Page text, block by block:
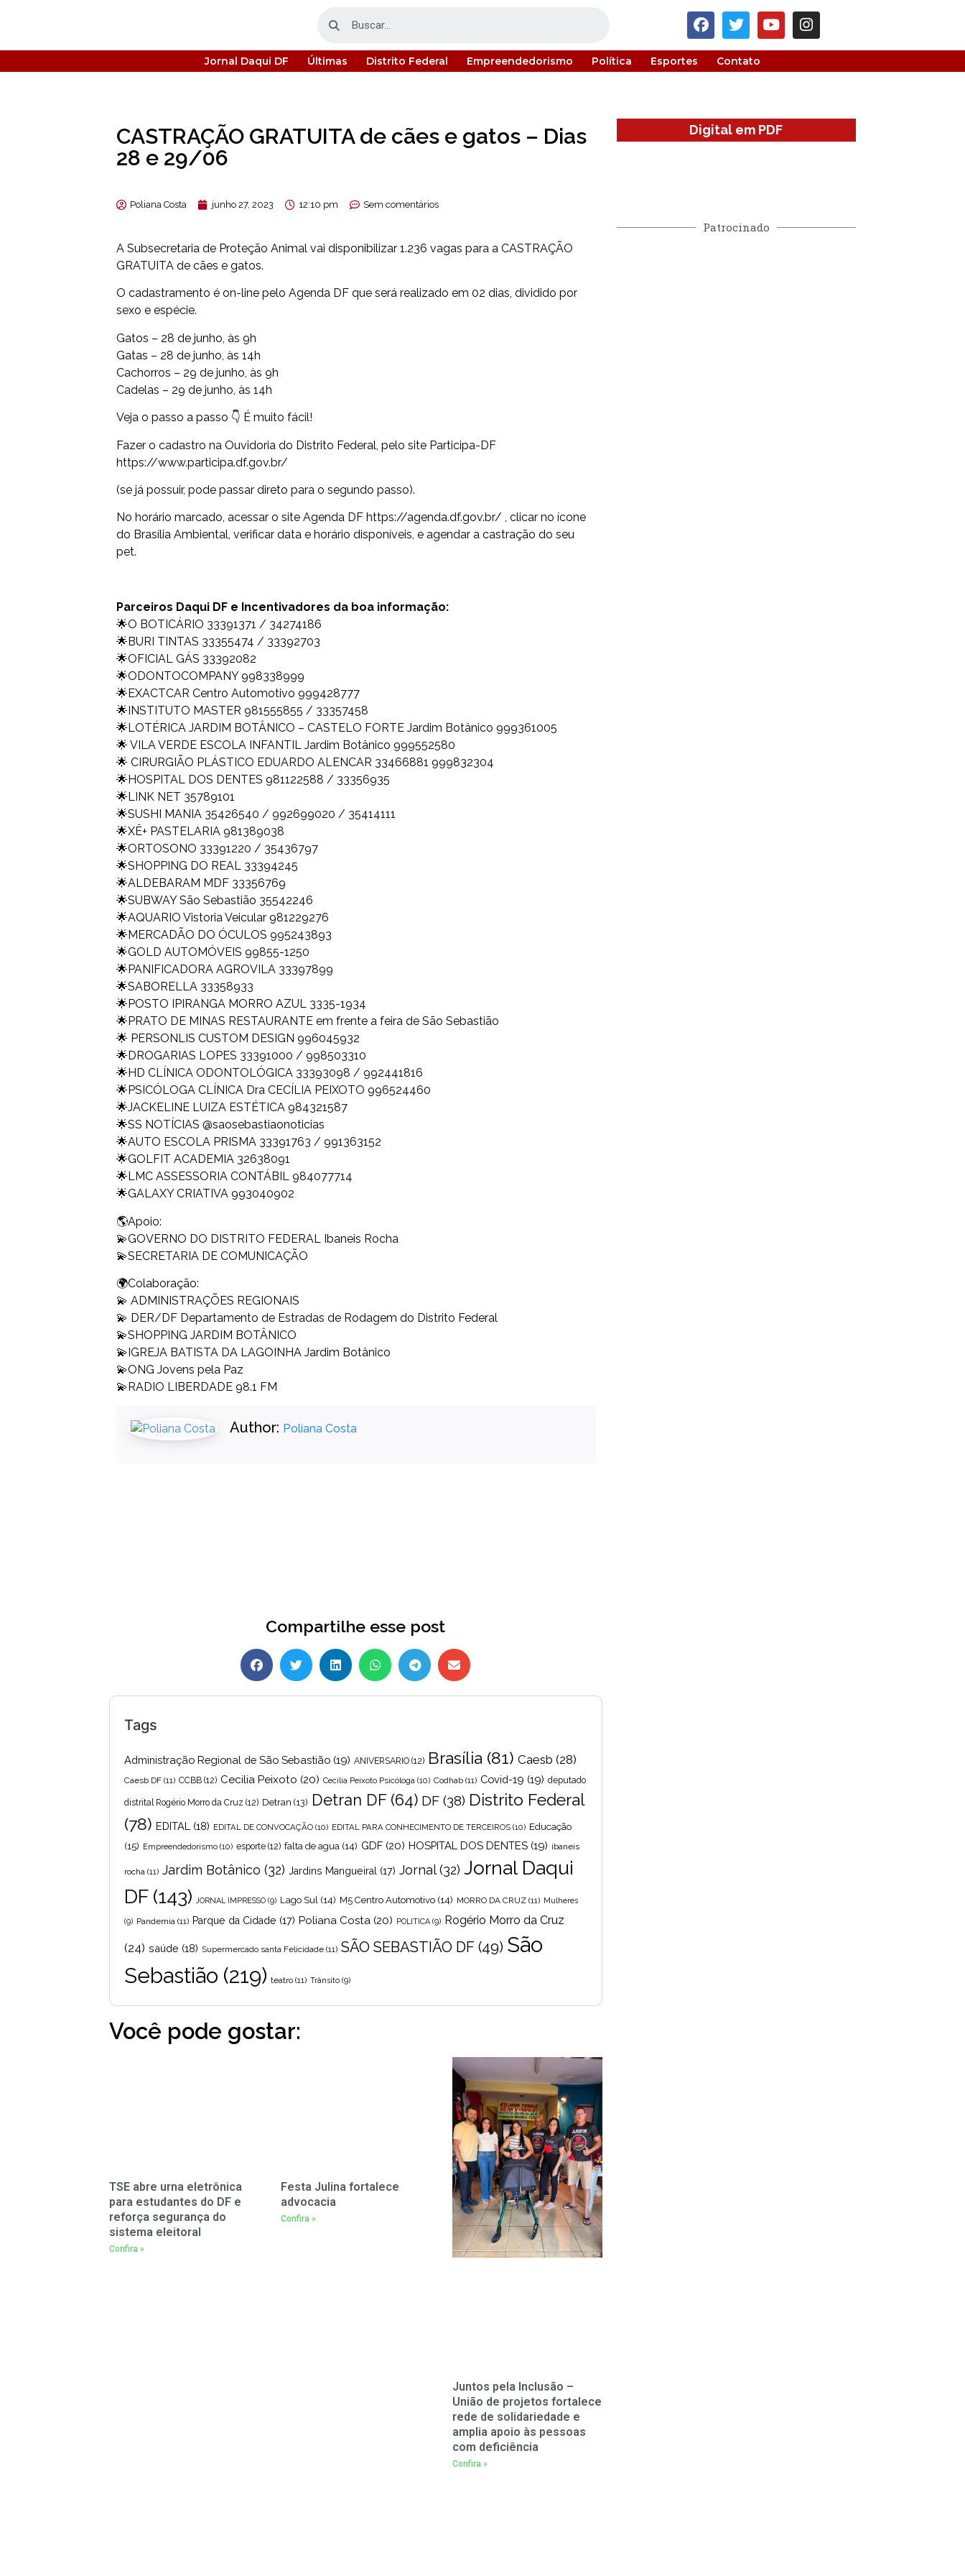
Jornal Daqui DF Últimas Distrito Federal Empreendedorismo Política Esportes Contato
CASTRAÇÃO GRATUITA de cães e gatos – Dias
28 e 29/06
Poliana Costa junho 27, 2023 12:10 pm Sem comentários
A Subsecretaria de Proteção Animal vai disponibilizar 1.236 vagas para a CASTRAÇÃO
GRATUITA de cães e gatos.
O cadastramento é on-line pelo Agenda DF que será realizado em 02 dias, dividido por
sexo e espécie.
Gatos – 28 de junho, às 9h
Gatas – 28 de junho, às 14h
Cachorros – 29 de junho, às 9h
Cadelas – 29 de junho, às 14h
Veja o passo a passo 👇 É muito fácil!
Fazer o cadastro na Ouvidoria do Distrito Federal, pelo site Participa-DF
https://www.participa.df.gov.br/
(se já possuir, pode passar direto para o segundo passo).
No horário marcado, acessar o site Agenda DF https://agenda.df.gov.br/ , clicar no ícone
do Brasília Ambiental, verificar data e horário disponíveis, e agendar a castração do seu
pet.
Parceiros Daqui DF e Incentivadores da boa informação:
🌟O BOTICÁRIO 33391371 / 34274186
🌟BURI TINTAS 33355474 / 33392703
🌟OFICIAL GÁS 33392082
🌟ODONTOCOMPANY 998338999
🌟EXACTCAR Centro Automotivo 999428777
🌟INSTITUTO MASTER 981555855 / 33357458
🌟LOTÉRICA JARDIM BOTÂNICO – CASTELO FORTE Jardim Botânico 999361005
🌟 VILA VERDE ESCOLA INFANTIL Jardim Botânico 999552580
🌟 CIRURGIÃO PLÁSTICO EDUARDO ALENCAR 33466881 999832304
🌟HOSPITAL DOS DENTES 981122588 / 33356935
🌟LINK NET 35789101
🌟SUSHI MANIA 35426540 / 992699020 / 35414111
🌟XÊ+ PASTELARIA 981389038
🌟ORTOSONO 33391220 / 35436797
🌟SHOPPING DO REAL 33394245
🌟ALDEBARAM MDF 33356769
🌟SUBWAY São Sebastião 35542246
🌟AQUARIO Vistoria Veicular 981229276
🌟MERCADÃO DO ÓCULOS 995243893
🌟GOLD AUTOMÓVEIS 99855-1250
🌟PANIFICADORA AGROVILA 33397899
🌟SABORELLA 33358933
🌟POSTO IPIRANGA MORRO AZUL 3335-1934
🌟PRATO DE MINAS RESTAURANTE em frente a feira de São Sebastião
🌟 PERSONLIS CUSTOM DESIGN 996045932
🌟DROGARIAS LOPES 33391000 / 998503310
🌟HD CLÍNICA ODONTOLÓGICA 33393098 / 992441816
🌟PSICÓLOGA CLÍNICA Dra CECÍLIA PEIXOTO 996524460
🌟JACKELINE LUIZA ESTÉTICA 984321587
🌟SS NOTÍCIAS @saosebastiaonoticias
🌟AUTO ESCOLA PRISMA 33391763 / 991363152
🌟GOLFIT ACADEMIA 32638091
🌟LMC ASSESSORIA CONTÁBIL 984077714
🌟GALAXY CRIATIVA 993040902
🌎Apoio:
💫GOVERNO DO DISTRITO FEDERAL Ibaneis Rocha
💫SECRETARIA DE COMUNICAÇÃO
🌍Colaboração:
💫 ADMINISTRAÇÕES REGIONAIS
💫 DER/DF Departamento de Estradas de Rodagem do Distrito Federal
💫SHOPPING JARDIM BOTÂNICO
💫IGREJA BATISTA DA LAGOINHA Jardim Botânico
💫ONG Jovens pela Paz
💫RADIO LIBERDADE 98.1 FM
Author: Poliana Costa
Compartilhe esse post
Tags
Administração Regional de São Sebastião (19) ANIVERSARIO (12) Brasília (81) Caesb (28)
Caesb DF (11) CCBB (12) Cecilia Peixoto (20) Cecília Peixoto Psicóloga (10) Codhab (11) Covid-19 (19) deputado
distrital Rogério Morro da Cruz (12) Detran (13) Detran DF(64) DF (38) Distrito Federal
(78) EDITAL (18) EDITAL DE CONVOCAÇÃO (10) EDITAL PARA CONHECIMENTO DE TERCEIROS (10) Educação
(15) Empreendedorismo (10) esporte (12) falta de agua (14) GDF (20) HOSPITAL DOS DENTES (19) ibaneis
rocha (11) Jardim Botânico (32) Jardins Mangueiral (17) Jornal(32) Jornal Daqui
DF(143) JORNAL IMPRESSO (9) Lago Sul (14) M5 Centro Automotivo (14) MORRO DA CRUZ (11) Mulheres
(9) Pandemia (11) Parque da Cidade (17) Poliana Costa (20) POLITICA (9) Rogério Morro da Cruz
(24) saúde (18) Supermercado santa Felicidade (11) SÃO SEBASTIÃO DF (49) São
Sebastião (219) teatro (11) Trânsito (9)
Você pode gostar:
TSE abre urna eletrônica
para estudantes do DF e
reforça segurança do
sistema eleitoral
Confira »
Festa Julina fortalece
advocacia
Confira »
Juntos pela Inclusão –
União de projetos fortalece
rede de solidariedade e
amplia apoio às pessoas
com deficiência
Confira »
Digital em PDF
Patrocinado